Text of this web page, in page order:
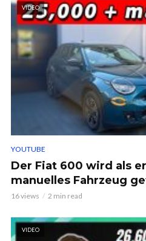
VIDEO
YOUTUBE
Der Fiat 600 wird als
manuelles Fahrzeug
16 views 2 min read
VIDEO